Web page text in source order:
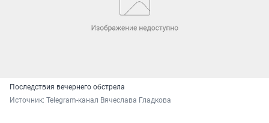
Последствия вечернего обстрела
Источник: Telegram-канал Вячеслава Гладкова